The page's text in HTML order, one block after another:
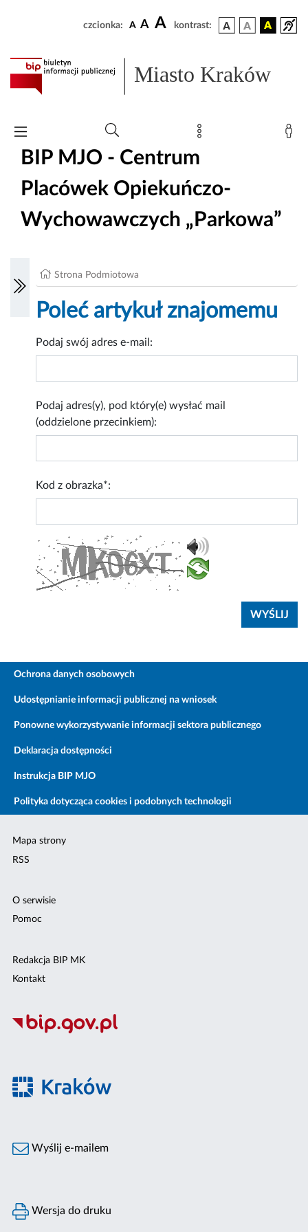
czcionka: A A A kontrast:
Miasto Kraków
BIP MJO - Centrum
Placówek Opiekuńczo-
Wychowawczych „Parkowa”
Strona Podmiotowa
Poleć artykuł znajomemu
Podaj swój adres e-mail:
Podaj adres(y), pod który(e) wysłać mail
(oddzielone przecinkiem):
Kod z obrazka*:
Ochrona danych osobowych
Udostępnianie informacji publicznej na wniosek
Ponowne wykorzystywanie informacji sektora publicznego
Deklaracja dostępności
Instrukcja BIP MJO
Polityka dotycząca cookies i podobnych technologii
Mapa strony
RSS
O serwisie
Pomoc
Redakcja BIP MK
Kontakt
Wyślij e-mailem
Wersja do druku